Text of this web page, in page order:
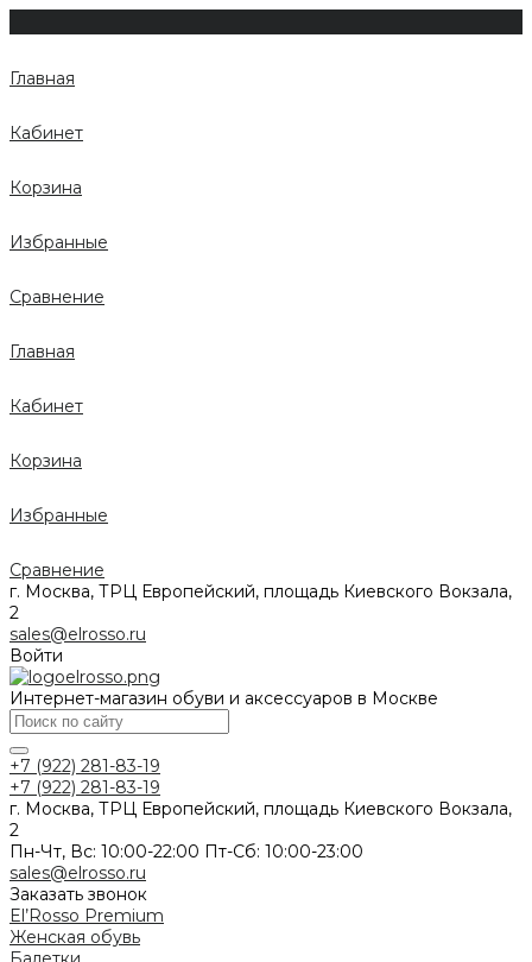
Главная
Кабинет
Корзина
Избранные
Сравнение
Главная
Кабинет
Корзина
Избранные
Сравнение
г. Москва, ТРЦ Европейский, площадь Киевского Вокзала,
2
sales@elrosso.ru
Войти
Интернет-магазин обуви и аксессуаров в Москве
+7 (922) 281-83-19
+7 (922) 281-83-19
г. Москва, ТРЦ Европейский, площадь Киевского Вокзала,
2
Пн-Чт, Вс: 10:00-22:00 Пт-Сб: 10:00-23:00
sales@elrosso.ru
Заказать звонок
El’Rosso Premium
Женская обувь